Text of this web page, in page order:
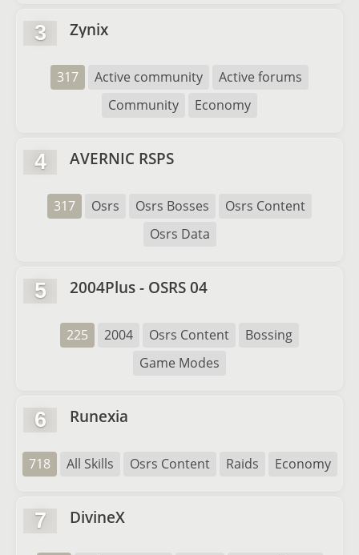
3 Zynix
317 Active community
Active forums
Community
Economy
4 AVERNIC RSPS
317 Osrs Osrs Bosses
Osrs Content
Osrs Data
5 2004Plus - OSRS 04
225 2004 Osrs Content
Bossing
Game Modes
6 Runexia
718 All Skills Osrs Content Raids Economy
7 DivineX